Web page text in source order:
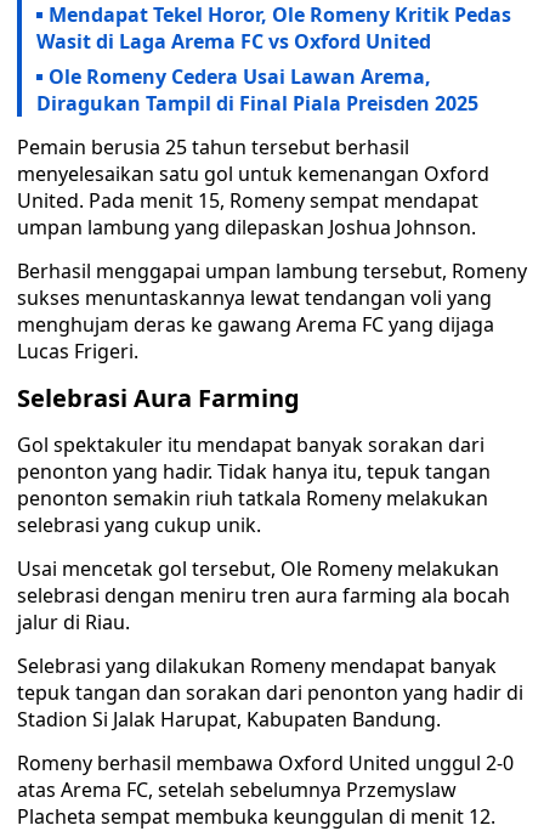
Mendapat Tekel Horor, Ole Romeny Kritik Pedas
Wasit di Laga Arema FC vs Oxford United
Ole Romeny Cedera Usai Lawan Arema,
Diragukan Tampil di Final Piala Preisden 2025
Pemain berusia 25 tahun tersebut berhasil
menyelesaikan satu gol untuk kemenangan Oxford
United. Pada menit 15, Romeny sempat mendapat
umpan lambung yang dilepaskan Joshua Johnson.
Berhasil menggapai umpan lambung tersebut, Romeny
sukses menuntaskannya lewat tendangan voli yang
menghujam deras ke gawang Arema FC yang dijaga
Lucas Frigeri.
Selebrasi Aura Farming
Gol spektakuler itu mendapat banyak sorakan dari
penonton yang hadir. Tidak hanya itu, tepuk tangan
penonton semakin riuh tatkala Romeny melakukan
selebrasi yang cukup unik.
Usai mencetak gol tersebut, Ole Romeny melakukan
selebrasi dengan meniru tren aura farming ala bocah
jalur di Riau.
Selebrasi yang dilakukan Romeny mendapat banyak
tepuk tangan dan sorakan dari penonton yang hadir di
Stadion Si Jalak Harupat, Kabupaten Bandung.
Romeny berhasil membawa Oxford United unggul 2-0
atas Arema FC, setelah sebelumnya Przemyslaw
Placheta sempat membuka keunggulan di menit 12.